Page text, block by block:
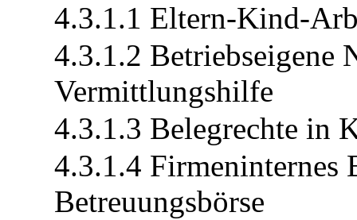
4.3.1.1 Eltern-Kind-
4.3.1.2 Betriebseigene
Vermittlungshilfe
4.3.1.3 Belegrechte in
4.3.1.4 Firmeninternes
Betreuungsbörse